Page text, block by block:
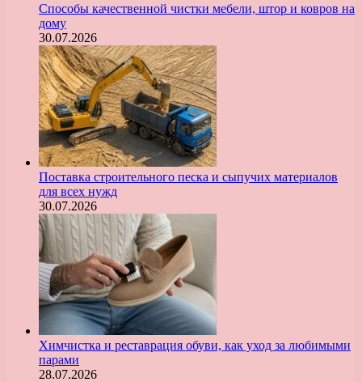
Способы качественной чистки мебели, штор и ковров на
дому
30.07.2026
Поставка строительного песка и сыпучих материалов
для всех нужд
30.07.2026
Химчистка и реставрация обуви, как уход за любимыми
парами
28.07.2026